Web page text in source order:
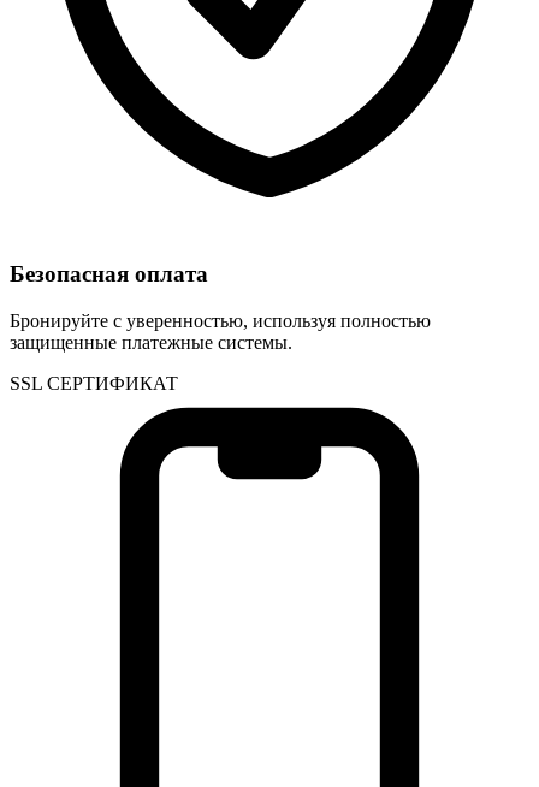
Безопасная оплата
Бронируйте с уверенностью, используя полностью
защищенные платежные системы.
SSL СЕРТИФИКАТ